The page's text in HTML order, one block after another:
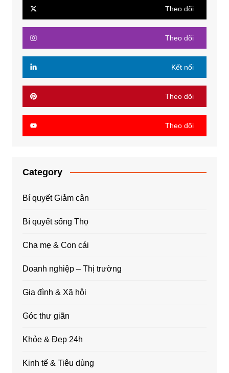
Theo dõi
Theo dõi
Kết nối
Theo dõi
Theo dõi
Category
Bí quyết Giảm cân
Bí quyết sống Thọ
Cha mẹ & Con cái
Doanh nghiệp – Thị trường
Gia đình & Xã hội
Góc thư giãn
Khỏe & Đẹp 24h
Kinh tế & Tiêu dùng